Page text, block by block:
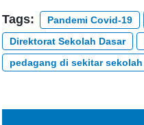
Tags: Pandemi Covid-19
Direktorat Sekolah Dasar
pedagang di sekitar sekolah